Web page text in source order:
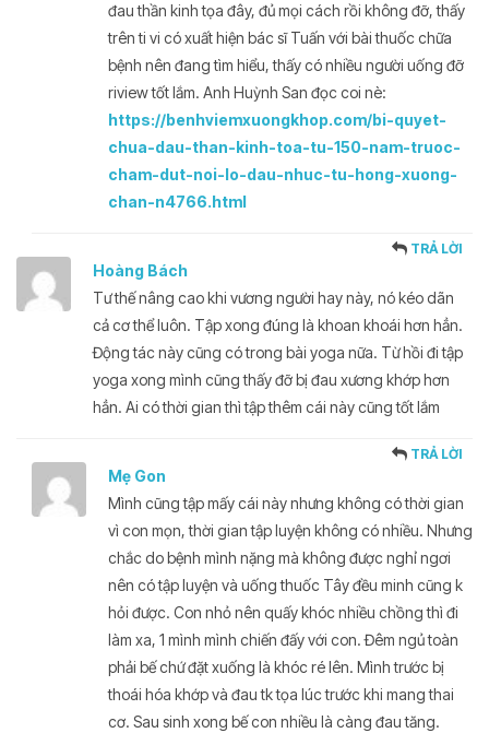
đau thần kinh tọa đây, đủ mọi cách rồi không đỡ, thấy
trên ti vi có xuất hiện bác sĩ Tuấn với bài thuốc chữa
bệnh nên đang tìm hiểu, thấy có nhiều người uống đỡ
riview tốt lắm. Anh Huỳnh San đọc coi nè:
https://benhviemxuongkhop.com/bi-quyet-
chua-dau-than-kinh-toa-tu-150-nam-truoc-
cham-dut-noi-lo-dau-nhuc-tu-hong-xuong-
chan-n4766.html
Hoàng Bách
TRẢ LỜI
Tư thế nâng cao khi vương người hay này, nó kéo dãn
cả cơ thể luôn. Tập xong đúng là khoan khoái hơn hẳn.
Động tác này cũng có trong bài yoga nữa. Từ hồi đi tập
yoga xong mình cũng thấy đỡ bị đau xương khớp hơn
hẳn. Ai có thời gian thì tập thêm cái này cũng tốt lắm
Mẹ Gon
TRẢ LỜI
Mình cũng tập mấy cái này nhưng không có thời gian
vì con mọn, thời gian tập luyện không có nhiều. Nhưng
chắc do bệnh mình nặng mà không được nghỉ ngơi
nên có tập luyện và uống thuốc Tây đều minh cũng k
hỏi được. Con nhỏ nên quấy khóc nhiều chồng thì đi
làm xa, 1 mình mình chiến đấy với con. Đêm ngủ toàn
phải bế chứ đặt xuống là khóc ré lên. Mình trước bị
thoái hóa khớp và đau tk tọa lúc trước khi mang thai
cơ. Sau sinh xong bế con nhiều là càng đau tăng.